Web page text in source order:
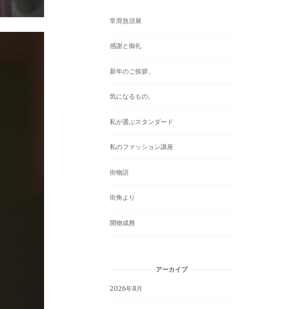
常滑急須展
感謝と御礼
新年のご挨拶。
気になるもの。
私が選ぶスタンダード
私のファッション講座
街物語
街角より
開物成務
アーカイブ
2026年8月